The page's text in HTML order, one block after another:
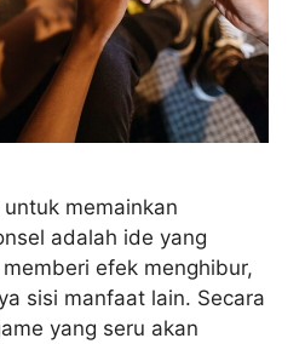
memainkan
adalah ide yang
efek menghibur,
sisi manfaat lain. Secara
yang seru akan